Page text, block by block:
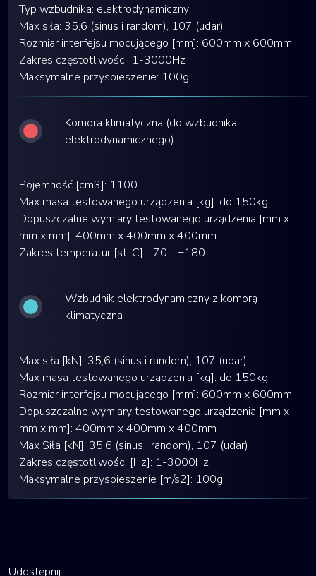
Typ wzbudnika: elektrodynamiczny
Max siła: 35,6 (sinus i random), 107 (udar)
Rozmiar interfejsu mocującego [mm]: 600mm x 600mm
Zakres częstotliwości: 1-3000Hz
Maksymalne przyspieszenie: 100g
Komora klimatyczna (do wzbudnika
elektrodynamicznego)
Pojemność [cm3]: 1100
Max masa testowanego urządzenia [kg]: do 150kg
Dopuszczalne wymiary testowanego urządzenia [mm x
mm x mm]: 400mm x 400mm x 400mm
Zakres temperatur [st. C]: -70… +180
Wzbudnik elektrodynamiczny z komorą
klimatyczna
Max siła [kN]: 35,6 (sinus i random), 107 (udar)
Max masa testowanego urządzenia [kg]: do 150kg
Rozmiar interfejsu mocującego [mm]: 600mm x 600mm
Dopuszczalne wymiary testowanego urządzenia [mm x
mm x mm]: 400mm x 400mm x 400mm
Max Siła [kN]: 35,6 (sinus i random), 107 (udar)
Zakres częstotliwości [Hz]: 1-3000Hz
Maksymalne przyspieszenie [m/s2]: 100g
Udostępnij: